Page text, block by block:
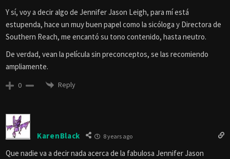
Y sí, voy a decir algo de Jennifer Jason Leigh, para mí está
estupenda, hace un muy buen papel como la sicóloga y Directora de
Southern Reach, me encantó su tono contenido, hasta neutro.
De verdad, vean la película sin preconceptos, se las recomiendo
ampliamente.
0 Reply
KarenBlack 8 years ago
Que nadie va a decir nada acerca de la fabulosa Jennifer Jason